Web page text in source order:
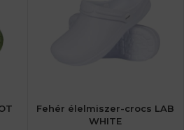
Fehér élelmiszer-crocs LAB
WHITE